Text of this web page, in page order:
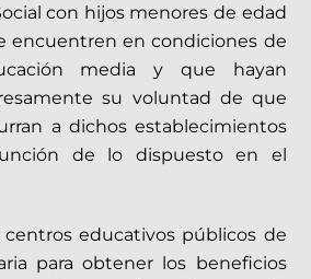
con hijos menores de edad
encuentren en condiciones de
media y que hayan
su voluntad de que
a dichos establecimientos
de lo dispuesto en el
educativos públicos de
para obtener los beneficios